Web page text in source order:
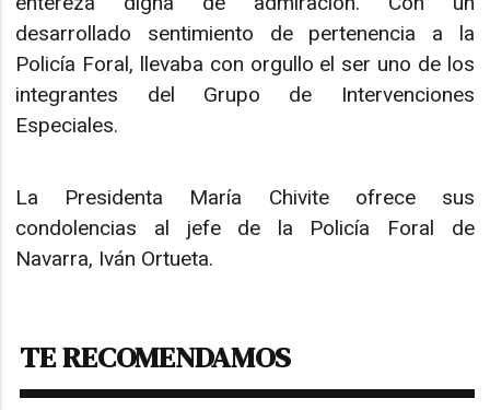
desarrollado sentimiento de pertenencia a la
Policía Foral, llevaba con orgullo el ser uno de los
integrantes del Grupo de Intervenciones
Especiales.
La Presidenta María Chivite ofrece sus
condolencias al jefe de la Policía Foral de
Navarra, Iván Ortueta.
TE RECOMENDAMOS